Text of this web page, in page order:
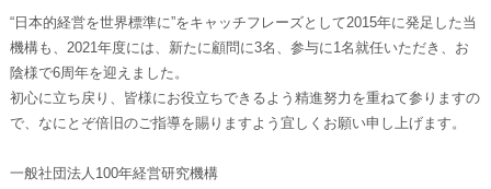
“日本的経営を世界標準に”をキャッチフレーズとして2015年に発足した当
機構も、2021年度には、新たに顧問に3名、参与に1名就任いただき、お
陰様で6周年を迎えました。
初心に立ち戻り、皆様にお役立ちできるよう精進努力を重ねて参りますの
で、なにとぞ倍旧のご指導を賜りますよう宜しくお願い申し上げます。
一般社団法人100年経営研究機構